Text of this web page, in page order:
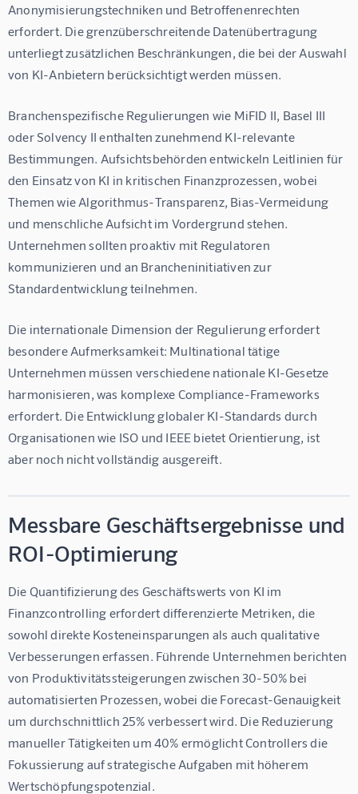
Anonymisierungstechniken und Betroffenenrechten
erfordert. Die grenzüberschreitende Datenübertragung
unterliegt zusätzlichen Beschränkungen, die bei der Auswahl
von KI-Anbietern berücksichtigt werden müssen.
Branchenspezifische Regulierungen wie MiFID II, Basel III
oder Solvency II enthalten zunehmend KI-relevante
Bestimmungen. Aufsichtsbehörden entwickeln Leitlinien für
den Einsatz von KI in kritischen Finanzprozessen, wobei
Themen wie Algorithmus-Transparenz, Bias-Vermeidung
und menschliche Aufsicht im Vordergrund stehen.
Unternehmen sollten proaktiv mit Regulatoren
kommunizieren und an Brancheninitiativen zur
Standardentwicklung teilnehmen.
Die internationale Dimension der Regulierung erfordert
besondere Aufmerksamkeit: Multinational tätige
Unternehmen müssen verschiedene nationale KI-Gesetze
harmonisieren, was komplexe Compliance-Frameworks
erfordert. Die Entwicklung globaler KI-Standards durch
Organisationen wie ISO und IEEE bietet Orientierung, ist
aber noch nicht vollständig ausgereift.
Messbare Geschäftsergebnisse und
ROI-Optimierung
Die Quantifizierung des Geschäftswerts von KI im
Finanzcontrolling erfordert differenzierte Metriken, die
sowohl direkte Kosteneinsparungen als auch qualitative
Verbesserungen erfassen. Führende Unternehmen berichten
von Produktivitätssteigerungen zwischen 30-50% bei
automatisierten Prozessen, wobei die Forecast-Genauigkeit
um durchschnittlich 25% verbessert wird. Die Reduzierung
manueller Tätigkeiten um 40% ermöglicht Controllers die
Fokussierung auf strategische Aufgaben mit höherem
Wertschöpfungspotenzial.